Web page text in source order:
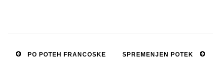
PO POTEH FRANCOSKE
SPREMENJEN POTEK